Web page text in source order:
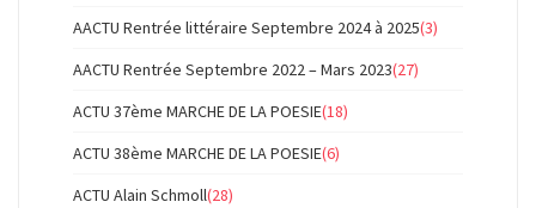
AACTU Rentrée littéraire Septembre 2024 à 2025(3)
AACTU Rentrée Septembre 2022 – Mars 2023(27)
ACTU 37ème MARCHE DE LA POESIE(18)
ACTU 38ème MARCHE DE LA POESIE(6)
ACTU Alain Schmoll(28)